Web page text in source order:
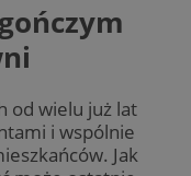
od wielu już lat
i wspólnie
Jak